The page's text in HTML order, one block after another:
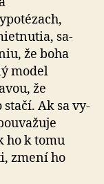
sa­
že boha
model
že
stačí. Ak sa vy­
ho k tomu
zmení ho